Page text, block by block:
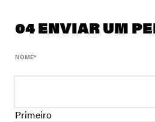
04 ENVIAR UM
NOME*
Primeiro